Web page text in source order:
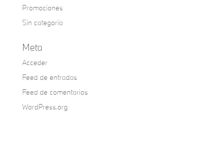
Promociones
Sin categoría
Meta
Acceder
Feed de entradas
Feed de comentarios
WordPress.org